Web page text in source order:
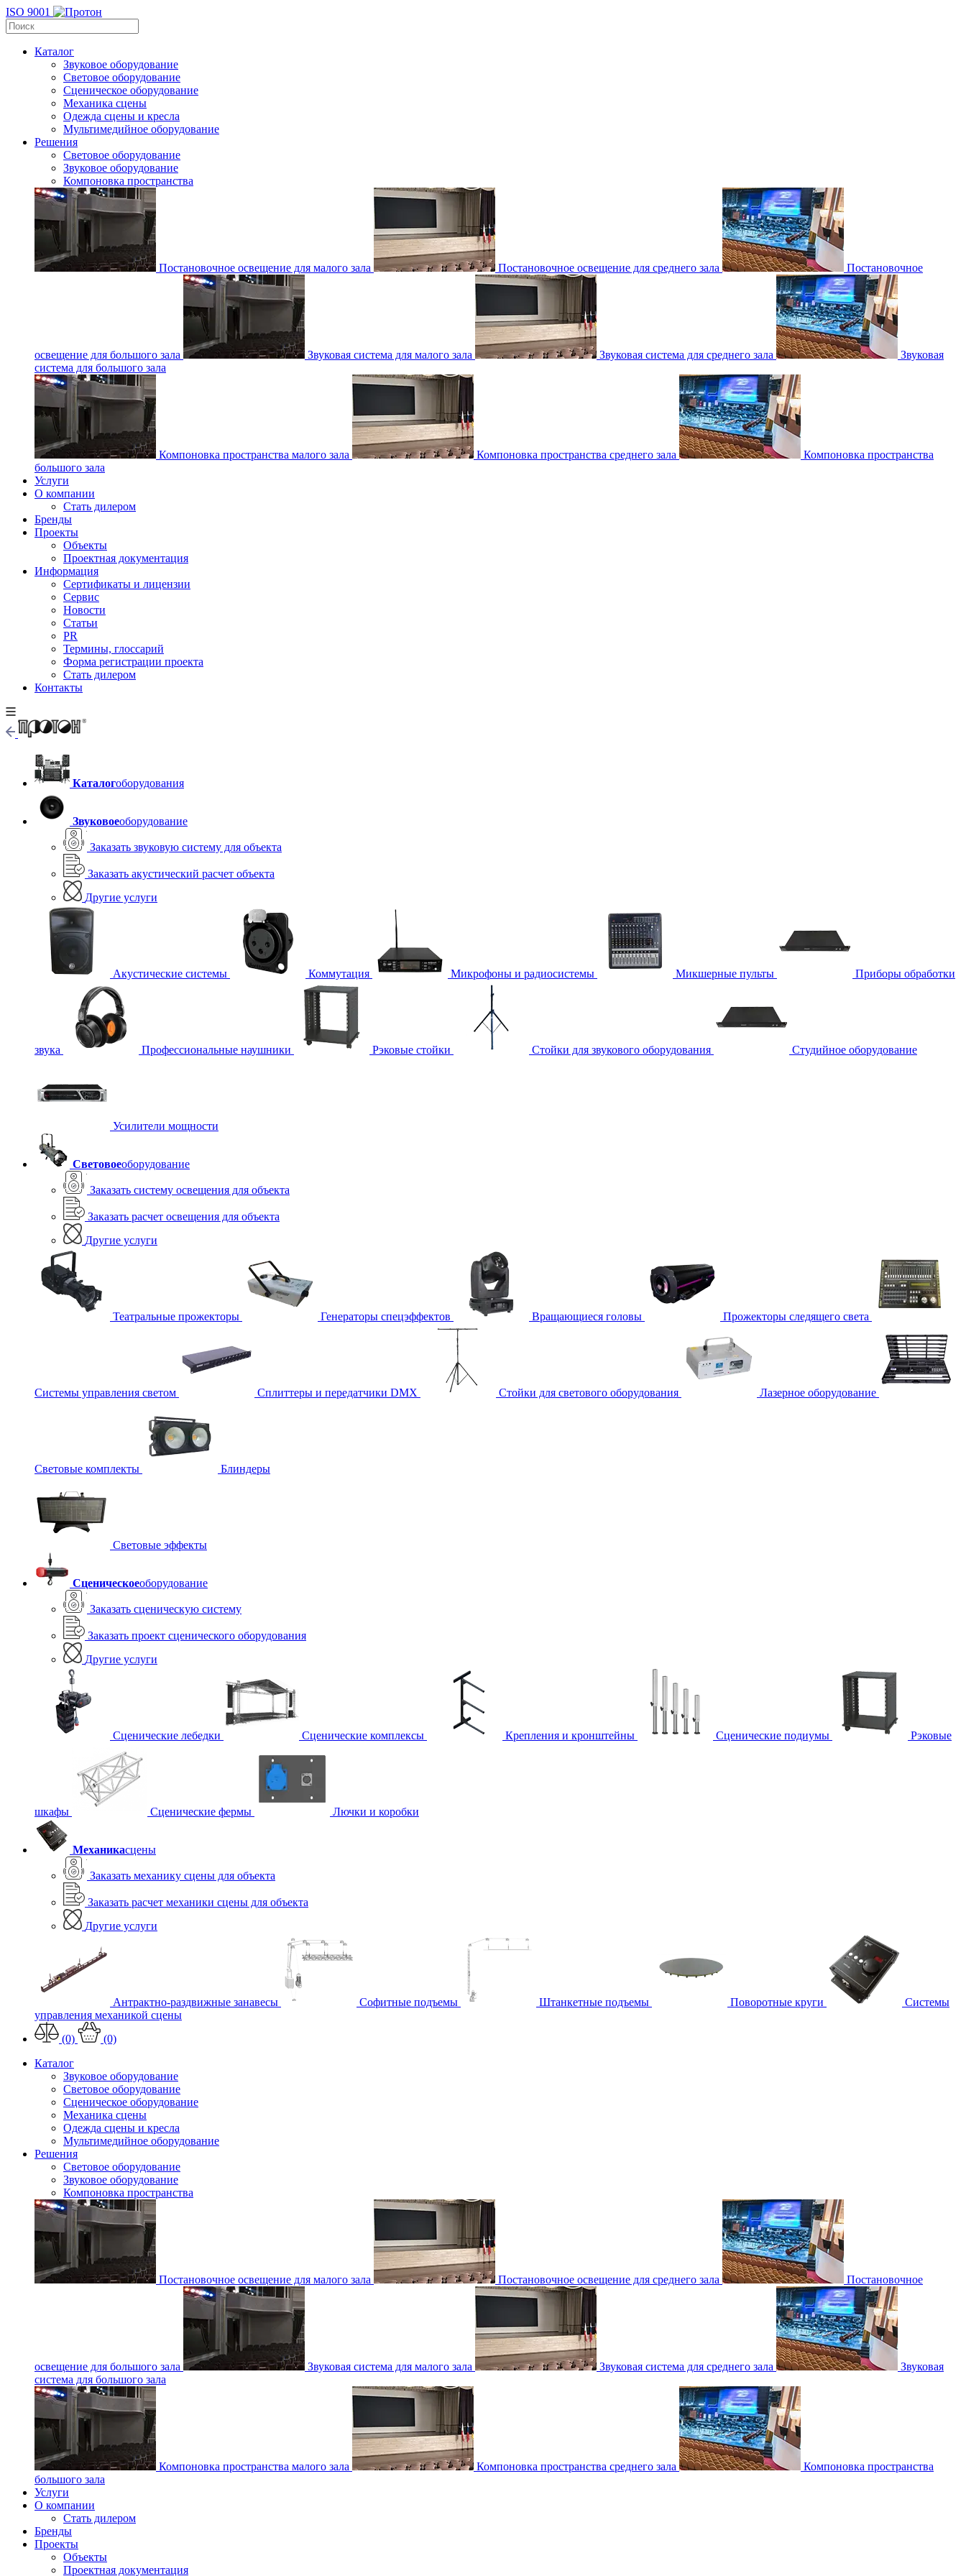
ISO 9001
Каталог
Звуковое оборудование
Световое оборудование
Сценическое оборудование
Механика сцены
Одежда сцены и кресла
Мультимедийное оборудование
Решения
Световое оборудование
Звуковое оборудование
Компоновка пространства
Постановочное освещение для малого зала Постановочное освещение для среднего зала Постановочное
освещение для большого зала Звуковая система для малого зала Звуковая система для среднего зала
Звуковая
система для большого зала
Компоновка пространства малого зала Компоновка пространства среднего зала
Компоновка пространства
большого зала
Услуги
О компании
Стать дилером
Бренды
Проекты
Объекты
Проектная документация
Информация
Сертификаты и лицензии
Сервис
Новости
Статьи
PR
Термины, глоссарий
Форма регистрации проекта
Стать дилером
Контакты
Каталогоборудования
Звуковоеоборудование
Заказать звуковую систему для объекта
Заказать акустический расчет объекта
Другие услуги
Акустические системы Коммутация Микрофоны и радиосистемы Микшерные пульты Приборы обработки
звука Профессиональные наушники Рэковые стойки Стойки для звукового оборудования Студийное оборудование
Усилители мощности
Световоеоборудование
Заказать систему освещения для объекта
Заказать расчет освещения для объекта
Другие услуги
Театральные прожекторы Генераторы спецэффектов Вращающиеся головы Прожекторы следящего света
Системы управления светом Сплиттеры и передатчики DMX Стойки для светового оборудования Лазерное оборудование
Световые комплекты Блиндеры
Световые эффекты
Сценическоеоборудование
Заказать сценическую систему
Заказать проект сценического оборудования
Другие услуги
Сценические лебедки Сценические комплексы Крепления и кронштейны Сценические подиумы Рэковые
шкафы Сценические фермы Лючки и коробки
Механикасцены
Заказать механику сцены для объекта
Заказать расчет механики сцены для объекта
Другие услуги
Антрактно-раздвижные занавесы Софитные подъемы Штанкетные подъемы Поворотные круги
Системы
управления механикой сцены
(0)
(0)
Каталог
Звуковое оборудование
Световое оборудование
Сценическое оборудование
Механика сцены
Одежда сцены и кресла
Мультимедийное оборудование
Решения
Световое оборудование
Звуковое оборудование
Компоновка пространства
Постановочное освещение для малого зала Постановочное освещение для среднего зала Постановочное
освещение для большого зала Звуковая система для малого зала Звуковая система для среднего зала
Звуковая
система для большого зала
Компоновка пространства малого зала Компоновка пространства среднего зала
Компоновка пространства
большого зала
Услуги
О компании
Стать дилером
Бренды
Проекты
Объекты
Проектная документация